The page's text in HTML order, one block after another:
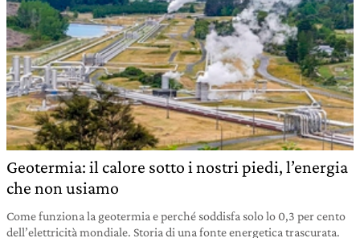
Geotermia: il calore sotto i nostri piedi, l’energia
che non usiamo
Come funziona la geotermia e perché soddisfa solo lo 0,3 per cento
dell’elettricità mondiale. Storia di una fonte energetica trascurata.